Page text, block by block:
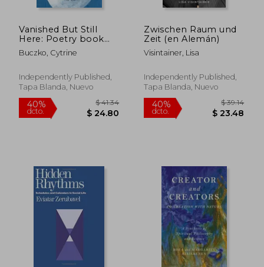
45%
dcto.
Vanished But Still
Here: Poetry book
about the
disappeared and
(en Inglés)
Buczko, Cytrine
Independently Published,
Tapa Blanda, Nuevo
Zwischen Raum und
Zeit (en Alemán)
Visintainer, Lisa
Independently Published,
Tapa Blanda, Nuevo